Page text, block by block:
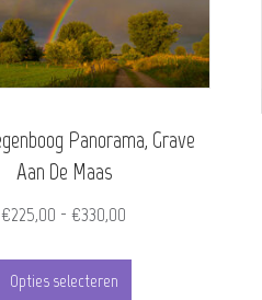
Panorama, Grave
Aan De Maas
€225,00 - €330,00
Opties selecteren
Dit